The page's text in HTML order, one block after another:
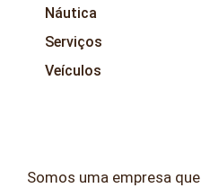
Somos uma empresa
Náutica
Serviços
Veículos